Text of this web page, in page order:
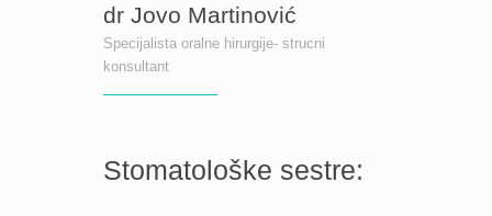
dr Jovo Martinović
Specijalista oralne hirurgije- strucni
konsultant
Stomatološke sestre: